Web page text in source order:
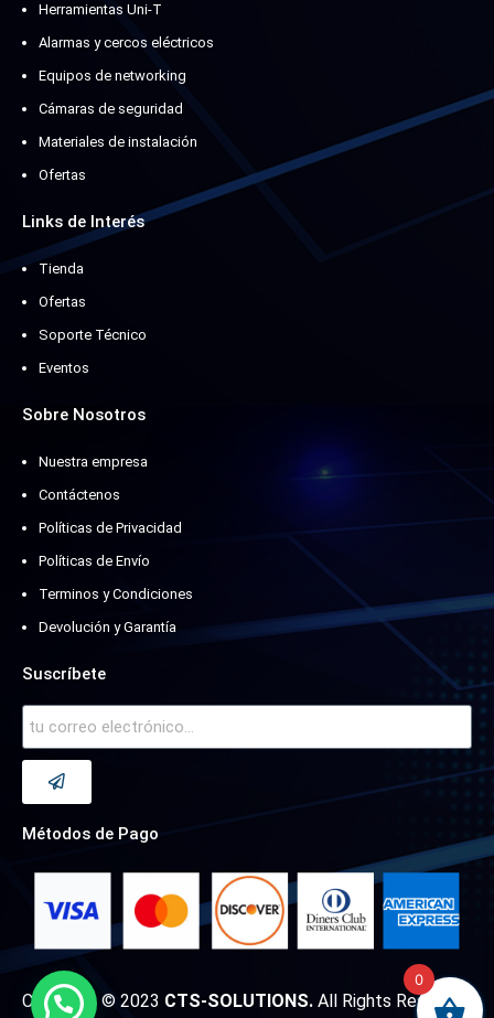
Herramientas Uni-T
Alarmas y cercos eléctricos
Equipos de networking
Cámaras de seguridad
Materiales de instalación
Ofertas
Links de Interés
Tienda
Ofertas
Soporte Técnico
Eventos
Sobre Nosotros
Nuestra empresa
Contáctenos
Políticas de Privacidad
Políticas de Envío
Terminos y Condiciones
Devolución y Garantía
Suscríbete
Métodos de Pago
Copyright © 2023 CTS-SOLUTIONS.All Rights Reserved.
0